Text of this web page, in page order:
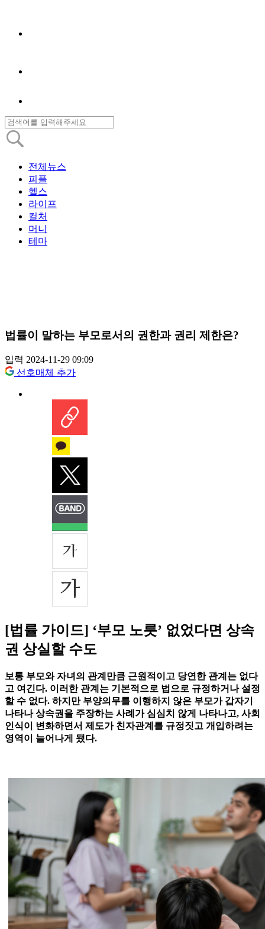
전체뉴스
피플
헬스
라이프
컬처
머니
테마
법률이 말하는 부모로서의 권한과 권리 제한은?
입력 2024-11-29 09:09
선호매체 추가
[법률 가이드] ‘부모 노릇’ 없었다면 상속
권 상실할 수도
보통 부모와 자녀의 관계만큼 근원적이고 당연한 관계는 없다
고 여긴다. 이러한 관계는 기본적으로 법으로 규정하거나 설정
할 수 없다. 하지만 부양의무를 이행하지 않은 부모가 갑자기
나타나 상속권을 주장하는 사례가 심심치 않게 나타나고, 사회
인식이 변화하면서 제도가 친자관계를 규정짓고 개입하려는
영역이 늘어나게 됐다.